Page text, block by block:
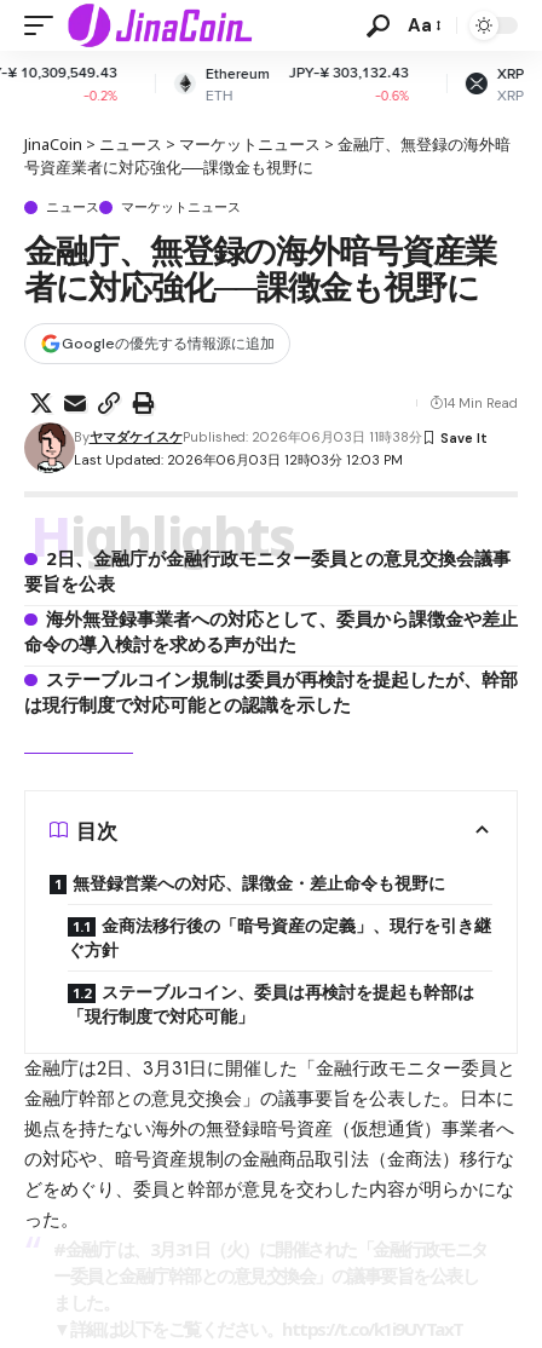
Aa
Ethereum
ETH
JPY-¥ 303,132.43
XRP
XRP
JPY-¥ 163.40
-0.84%
JinaCoin > ニュース > マーケットニュース > 金融庁、無登録の海外暗
号資産業者に対応強化──課徴金も視野に
ニュース マーケットニュース
金融庁、無登録の海外暗号資産業
者に対応強化──課徴金も視野に
Googleの優先する情報源に追加
Last Updated: 2026年06月03日 12時03分 12:03 PM
ByヤマダケイスケPublished: 2026年06月03日 11時38分
14 Min Read
Highlights
2日、金融庁が金融行政モニター委員との意見交換会議事
要旨を公表
海外無登録事業者への対応として、委員から課徴金や差止
命令の導入検討を求める声が出た
ステーブルコイン規制は委員が再検討を提起したが、幹部
は現行制度で対応可能との認識を示した
目次
無登録営業への対応、課徴金・差止命令も視野に
金商法移行後の「暗号資産の定義」、現行を引き継
ぐ方針
ステーブルコイン、委員は再検討を提起も幹部は
「現行制度で対応可能」
金融庁は2日、3月31日に開催した「金融行政モニター委員と
金融庁幹部との意見交換会」の議事要旨を公表した。日本に
拠点を持たない海外の無登録暗号資産（仮想通貨）事業者へ
の対応や、暗号資産規制の金融商品取引法（金商法）移行な
どをめぐり、委員と幹部が意見を交わした内容が明らかにな
った。